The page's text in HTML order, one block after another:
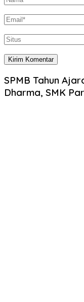
SPMB Tahun
Dharma, SMK